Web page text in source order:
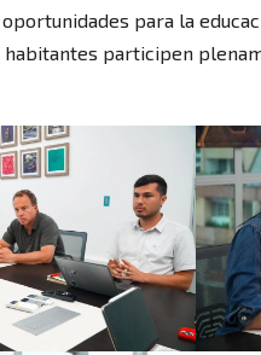
para la
participen